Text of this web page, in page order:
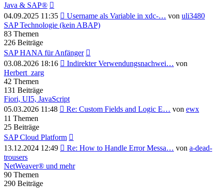
Java & SAP®
04.09.2025 11:35
Neuester
Beitrag
Username als Variable in xdc-… von uli3480
SAP Technologie (kein ABAP)
83 Themen
226 Beiträge
SAP HANA für Anfänger
03.08.2026 18:16
Neuester
Indirekter Verwendungsnachwei… von
Herbert_zarg
42 Themen
131 Beiträge
Fiori, UI5, JavaScript
05.03.2026 11:48
Neuester
Re: Custom Fields and Logic E… von ewx
11 Themen
25 Beiträge
SAP Cloud Platform
13.12.2024 12:49
Neuester
Re: How to Handle Error Messa… von a-dead-
trousers
NetWeaver® und mehr
90 Themen
290 Beiträge